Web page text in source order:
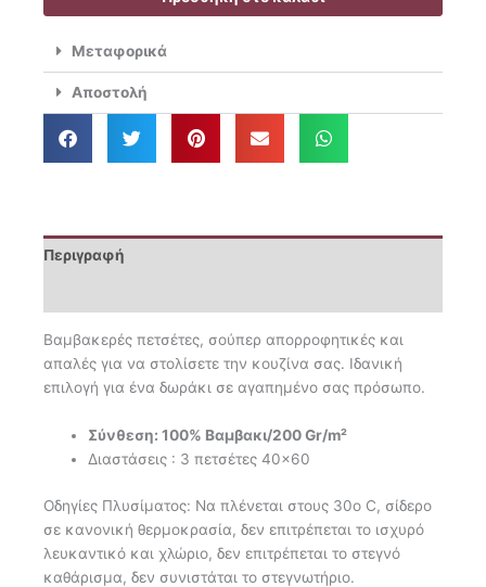
Κουζίνας
Τμχ.
2413
Μεταφορικά
Αποστολή
Περιγραφή
Βαμβακερές πετσέτες, σούπερ απορροφητικές και
απαλές για να στολίσετε την κουζίνα σας. Ιδανική
επιλογή για ένα δωράκι σε αγαπημένο σας πρόσωπο.
Σύνθεση: 100% Βαμβακι/200 Gr/m²
Διαστάσεις : 3 πετσέτες 40×60
Οδηγίες Πλυσίματος: Να πλένεται στους 30ο C, σίδερο
σε κανονική θερμοκρασία, δεν επιτρέπεται το ισχυρό
λευκαντικό και χλώριο, δεν επιτρέπεται το στεγνό
καθάρισμα, δεν συνιστάται το στεγνωτήριο.